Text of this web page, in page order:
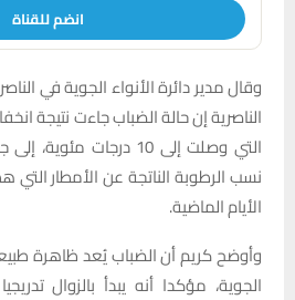
انضم للقناة
وقال مدير دائرة الأنواء الجوية في
الناصرية إن حالة الضباب جاءت نتيجة
التي وصلت إلى 10 درجات
نسب الرطوبة الناتجة عن الأمطار
الأيام الماضية.
وأوضح كريم أن الضباب يُعد ظاهرة
الجوية، مؤكدا أنه يبدأ بالزوال